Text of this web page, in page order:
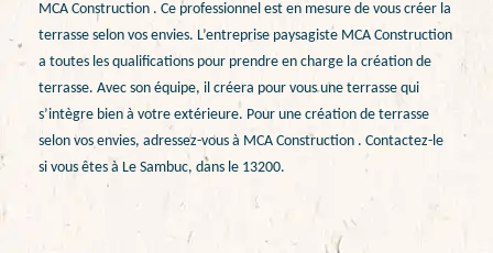
MCA Construction . Ce professionnel est en mesure de vous créer la
terrasse selon vos envies. L’entreprise paysagiste MCA Construction
a toutes les qualifications pour prendre en charge la création de
terrasse. Avec son équipe, il créera pour vous une terrasse qui
s’intègre bien à votre extérieure. Pour une création de terrasse
selon vos envies, adressez-vous à MCA Construction . Contactez-le
si vous êtes à Le Sambuc, dans le 13200.